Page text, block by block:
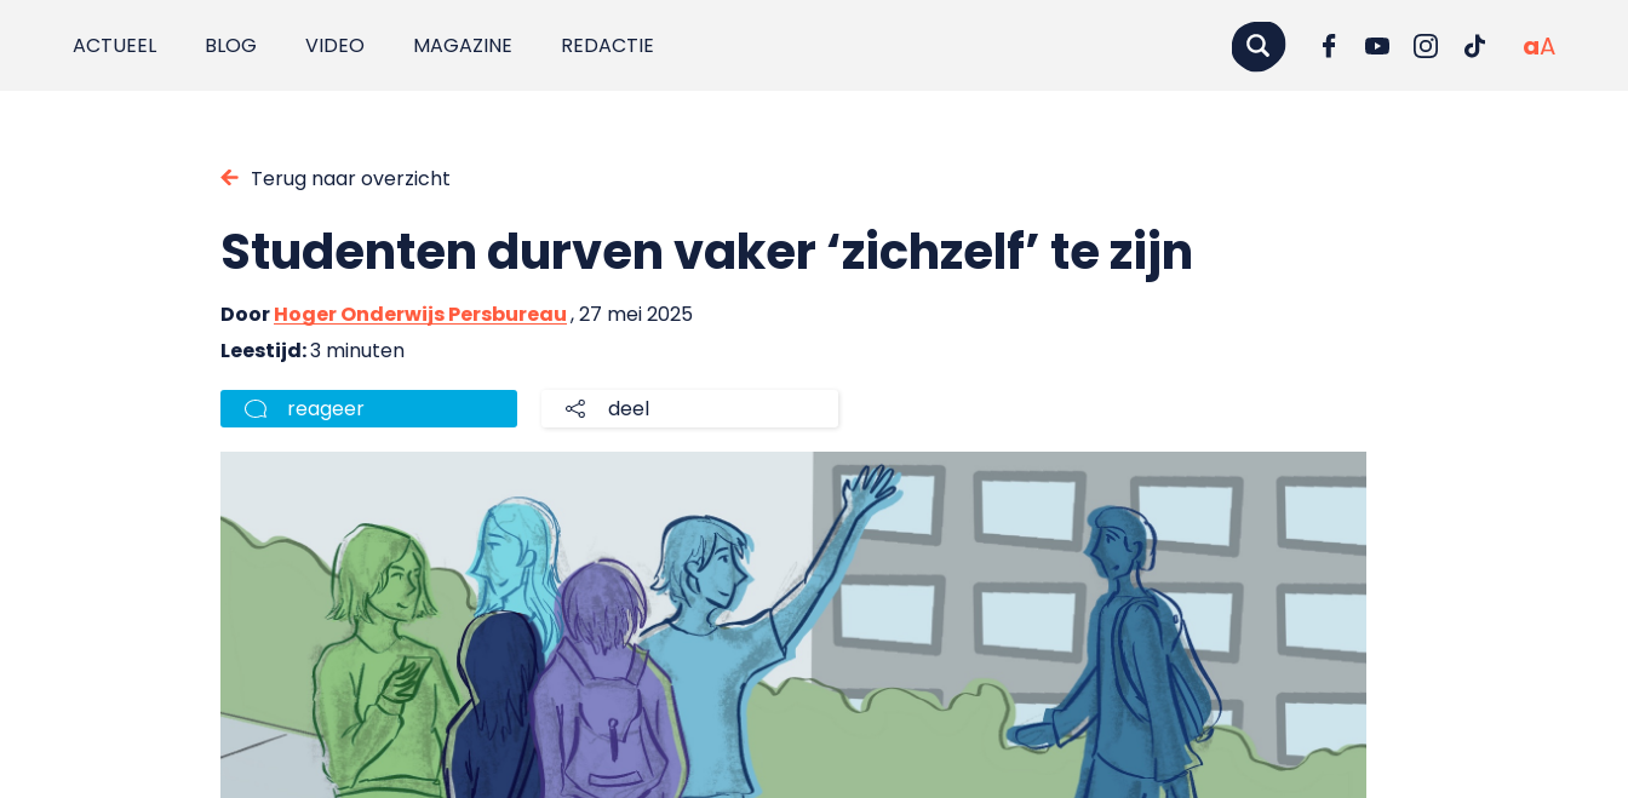
ACTUEEL BLOG VIDEO MAGAZINE REDACTIE aA
Terug naar overzicht
Studenten durven vaker ‘zichzelf’ te zijn
DoorHoger Onderwijs Persbureau, 27 mei 2025
Leestijd:3 minuten
reageer deel